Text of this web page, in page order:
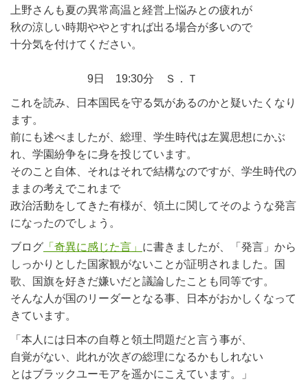
上野さんも夏の異常高温と経営上悩みとの疲れが
秋の涼しい時期ややとすれば出る場合が多いので
十分気を付けてください。
9日 19:30分 Ｓ．Ｔ
これを読み、日本国民を守る気があるのかと疑いたくなり
ます。
前にも述べましたが、総理、学生時代は左翼思想にかぶ
れ、学園紛争をに身を投じています。
そのこと自体、それはそれで結構なのですが、学生時代の
ままの考えでこれまで
政治活動をしてきた有様が、領土に関してそのような発言
になったのでしょう。
ブログ 「奇異に感じた言」 に書きましたが、「発言」から
しっかりとした国家観がないことが証明されました。国
歌、国旗を好きだ嫌いだと議論したことも同等です。
そんな人が国のリーダーとなる事、日本がおかしくなって
きています。
「本人には日本の自尊と領土問題だと言う事が、
自覚がない、此れが次ぎの総理になるかもしれない
とはブラックユーモアを遥かにこえています。」